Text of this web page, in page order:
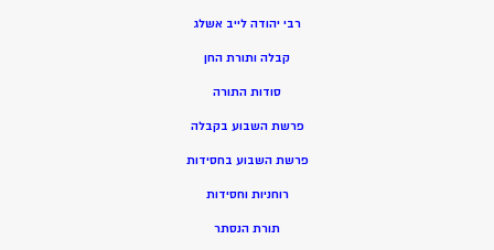
רבי יהודה לייב אשלג
קבלה ותורת החן
סודות התורה
פרשת השבוע בקבלה
פרשת השבוע בחסידות
רוחניות וחסידות
תורת הנסתר